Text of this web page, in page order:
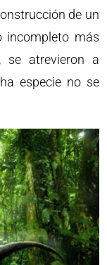
de un
incompleto más
se atrevieron a
especie no se